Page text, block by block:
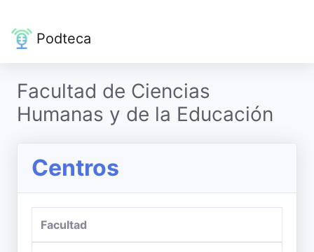
Podteca
Facultad de Ciencias
Humanas y de la Educación
Centros
Facultad